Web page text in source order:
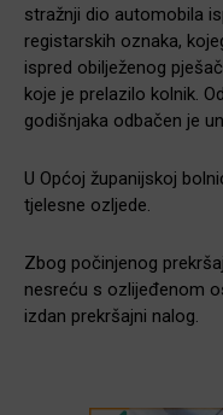
stražnji dio automobila
registarskih oznaka,
ispred obilježenog
koje je prelazilo kolnik.
godišnjaka odbačen je
U Općoj županijskoj
tjelesne ozljede.
Zbog počinjenog
nesreću s ozlijeđenom
izdan prekršajni nalog.